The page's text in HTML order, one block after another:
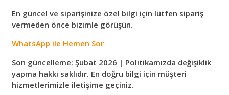
En güncel ve siparişinize özel bilgi için lütfen sipariş
vermeden önce bizimle görüşün.
WhatsApp ile Hemen Sor
Son güncelleme: Şubat 2026 | Politikamızda değişiklik
yapma hakkı saklıdır. En doğru bilgi için müşteri
hizmetlerimizle iletişime geçiniz.